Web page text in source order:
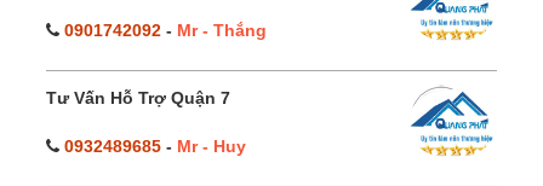
0901742092 - Mr - Thắng
Tư Vấn Hỗ Trợ Quận 7
0932489685 - Mr - Huy